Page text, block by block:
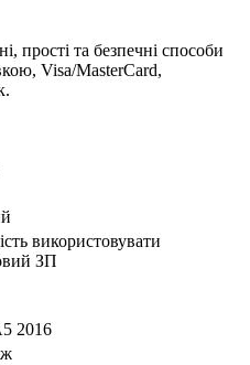
прості та безпечні способи
Visa/MasterCard,
використовувати
ЗП
2016